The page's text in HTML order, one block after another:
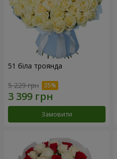
51 біла троянда
5 229 грн
Замовити